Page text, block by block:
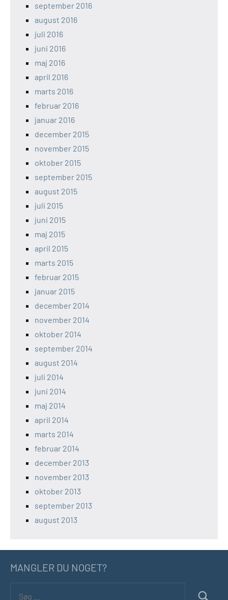
september 2016
august 2016
juli 2016
juni 2016
maj 2016
april 2016
marts 2016
februar 2016
januar 2016
december 2015
november 2015
oktober 2015
september 2015
august 2015
juli 2015
juni 2015
maj 2015
april 2015
marts 2015
februar 2015
januar 2015
december 2014
november 2014
oktober 2014
september 2014
august 2014
juli 2014
juni 2014
maj 2014
april 2014
marts 2014
februar 2014
december 2013
november 2013
oktober 2013
september 2013
august 2013
MANGLER DU NOGET?